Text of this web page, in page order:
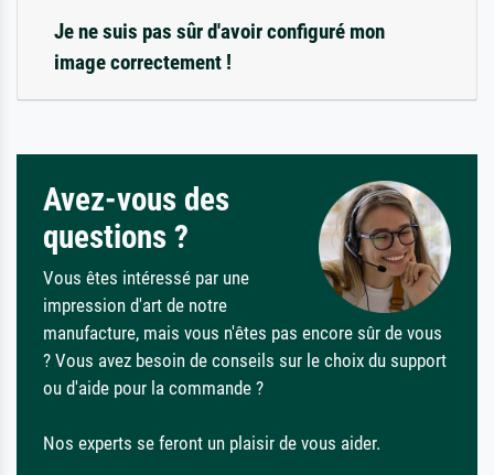
Je ne suis pas sûr d'avoir configuré mon
image correctement !
Avez-vous des
questions ?
Vous êtes intéressé par une
impression d'art de notre
manufacture, mais vous n'êtes pas encore sûr de vous
? Vous avez besoin de conseils sur le choix du support
ou d'aide pour la commande ?
Nos experts se feront un plaisir de vous aider.